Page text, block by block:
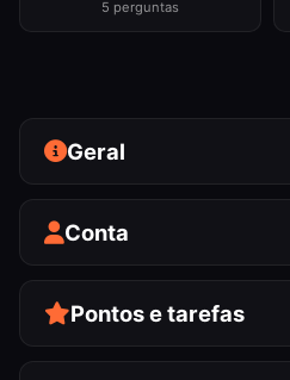
5 perguntas
Geral
Conta
Pontos e tarefas